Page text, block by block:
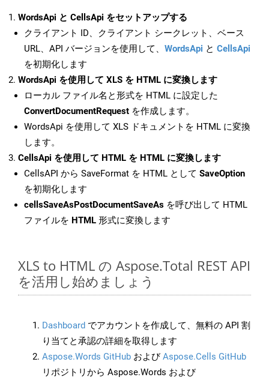
WordsApi と CellsApi をセットアップする
クライアント ID、クライアント シークレット、ベース
URL、API バージョンを使用して、 WordsApi と CellsApi
を初期化します
WordsApi を使用して XLS を HTML に変換します
ローカル ファイル名と形式を HTML に設定した
ConvertDocumentRequest を作成します。
WordsApi を使用して XLS ドキュメントを HTML に変換
します。
CellsApi を使用して HTML を HTML に変換します
CellsAPI から SaveFormat を HTML として SaveOption
を初期化します
cellsSaveAsPostDocumentSaveAs を呼び出して HTML
ファイルを HTML 形式に変換します
XLS to HTML の Aspose.Total REST API
を活用し始めましょう
Dashboard でアカウントを作成して、無料の API 割
り当てと承認の詳細を取得します
Aspose.Words GitHub およびAspose.Cells GitHub
リポジトリから Aspose.Words および